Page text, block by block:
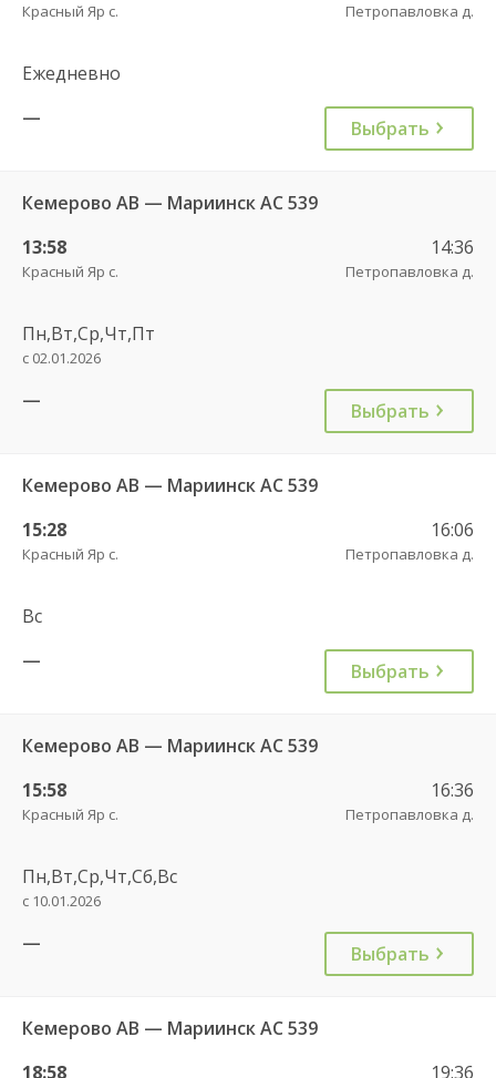
Красный Яр с. Петропавловка д.
Ежедневно
—
Выбрать
Кемерово АВ — Мариинск АС 539
13:58
Красный Яр с.
14:36
Петропавловка д.
Пн,Вт,Ср,Чт,Пт
с 02.01.2026
— Выбрать
Кемерово АВ — Мариинск АС 539
15:28
Красный Яр с.
16:06
Петропавловка д.
Вс
—
Выбрать
Кемерово АВ — Мариинск АС 539
15:58
Красный Яр с.
16:36
Петропавловка д.
Пн,Вт,Ср,Чт,Сб,Вс
с 10.01.2026
— Выбрать
Кемерово АВ — Мариинск АС 539
18:58
19:36